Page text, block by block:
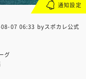
07 06:33 byスポカレ公式
グ
通知設定